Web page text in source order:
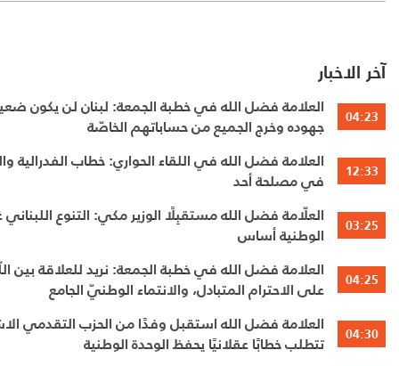
آخر الاخبار
04:23
العلامة فضل الله في خطبة الجمعة: لبنان لن يكون
جهوده وخرج الجميع من حساباتهم الخاصّة
12:33
العلامة فضل الله في اللقاء الحواري: خطاب
في مصلحة أحد
03:25
العلّامة فضل الله مستقبِلًا الوزير مكي: التنوع
الوطنية أساس
04:25
العلامة فضل الله في خطبة الجمعة:
على الاحترام المتبادل، والانتماء الوطنيّ الجامع
04:30
العلامة فضل الله استقبل وفدًا من الحزب التقدمي
تتطلب خطابًا عقلانيًا يحفظ الوحدة الوطنية